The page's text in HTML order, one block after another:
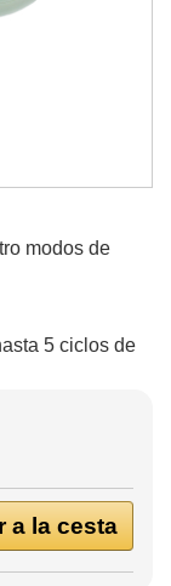
modos de
5 ciclos de
a la cesta